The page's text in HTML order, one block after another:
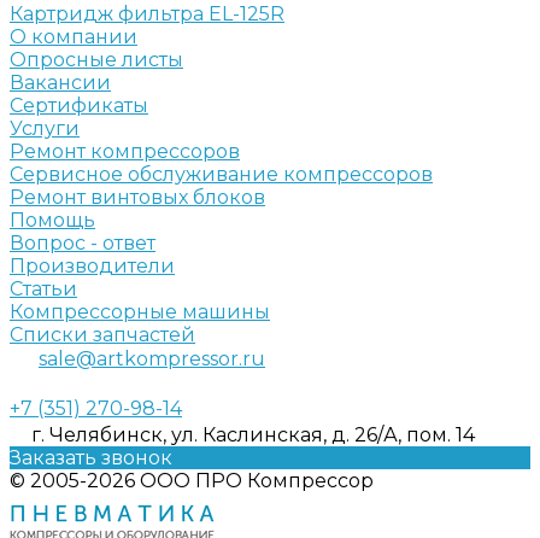
Картридж фильтра EL-125R
О компании
Опросные листы
Вакансии
Сертификаты
Услуги
Ремонт компрессоров
Сервисное обслуживание компрессоров
Ремонт винтовых блоков
Помощь
Вопрос - ответ
Производители
Статьи
Компрессорные машины
Списки запчастей
sale@artkompressor.ru
+7 (351) 270-98-14
г. Челябинск, ул. Каслинская, д. 26/А, пом. 14
Заказать звонок
© 2005-2026 ООО ПРО Компрессор